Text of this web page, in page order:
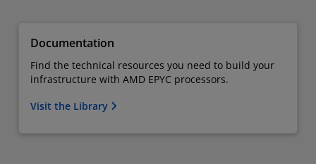
Documentation
Find the technical resources you need to build your
infrastructure with AMD EPYC processors.
Visit the Library